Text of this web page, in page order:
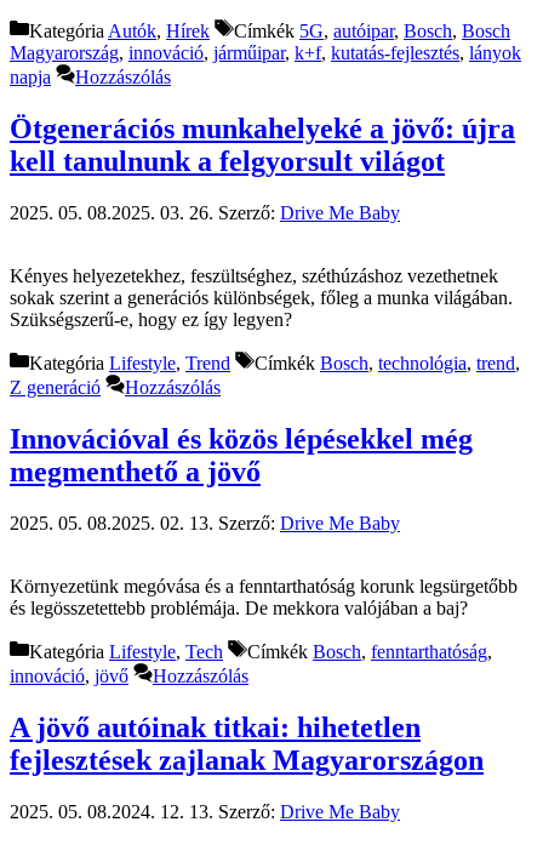
Kategória Autók, Hírek Címkék 5G, autóipar, Bosch, Bosch
Magyarország, innováció, járműipar, k+f, kutatás-fejlesztés, lányok
napja
Hozzászólás
Ötgenerációs munkahelyeké a jövő: újra
kell tanulnunk a felgyorsult világot
2025. 05. 08.2025. 03. 26. Szerző: Drive Me Baby
Kényes helyezetekhez, feszültséghez, széthúzáshoz vezethetnek
sokak szerint a generációs különbségek, főleg a munka világában.
Szükségszerű-e, hogy ez így legyen?
Kategória Lifestyle, Trend Címkék Bosch, technológia, trend,
Z generáció
Hozzászólás
Innovációval és közös lépésekkel még
megmenthető a jövő
2025. 05. 08.2025. 02. 13. Szerző: Drive Me Baby
Környezetünk megóvása és a fenntarthatóság korunk legsürgetőbb
és legösszetettebb problémája. De mekkora valójában a baj?
Kategória Lifestyle, Tech Címkék Bosch, fenntarthatóság,
innováció, jövő Hozzászólás
A jövő autóinak titkai: hihetetlen
fejlesztések zajlanak Magyarországon
2025. 05. 08.2024. 12. 13. Szerző: Drive Me Baby